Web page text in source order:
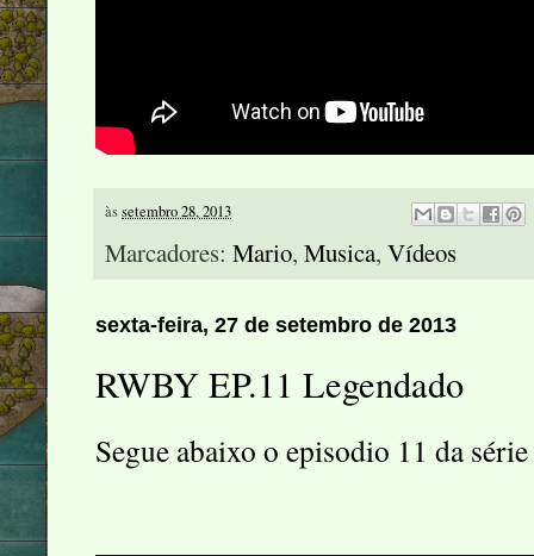
àssetembro 28, 2013
Marcadores: Mario, Musica, Vídeos
sexta-feira, 27 de setembro de 2013
RWBY EP.11 Legendado
Segue abaixo o episodio 11 da